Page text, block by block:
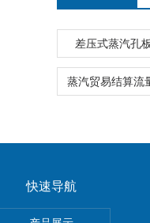
差压式蒸汽孔
快速导航